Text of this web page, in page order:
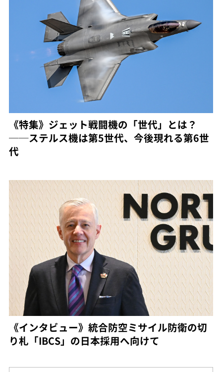
《特集》ジェット戦闘機の「世代」とは？
──ステルス機は第5世代、今後現れる第6世
代
《インタビュー》統合防空ミサイル防衛の切
り札「IBCS」の日本採用へ向けて